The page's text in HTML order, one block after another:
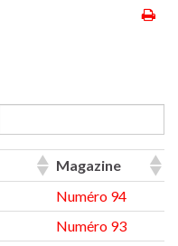
Magazine
Numéro 94
Numéro 93